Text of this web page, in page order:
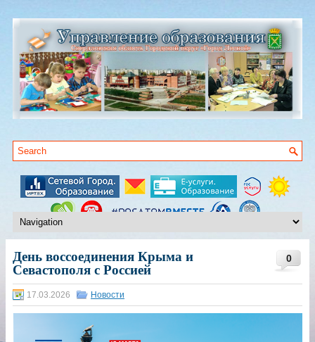
0
День воссоединения Крыма и
Севастополя с Россией
17.03.2026 Новости